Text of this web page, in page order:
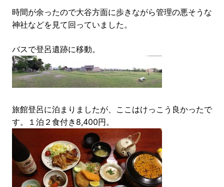
時間が余ったので大谷方面に歩きながら管理の悪そうな
神社などを見て回っていました。
バスで登呂遺跡に移動。
旅館登呂に泊まりましたが、ここはけっこう良かったで
す。１泊２食付き8,400円。